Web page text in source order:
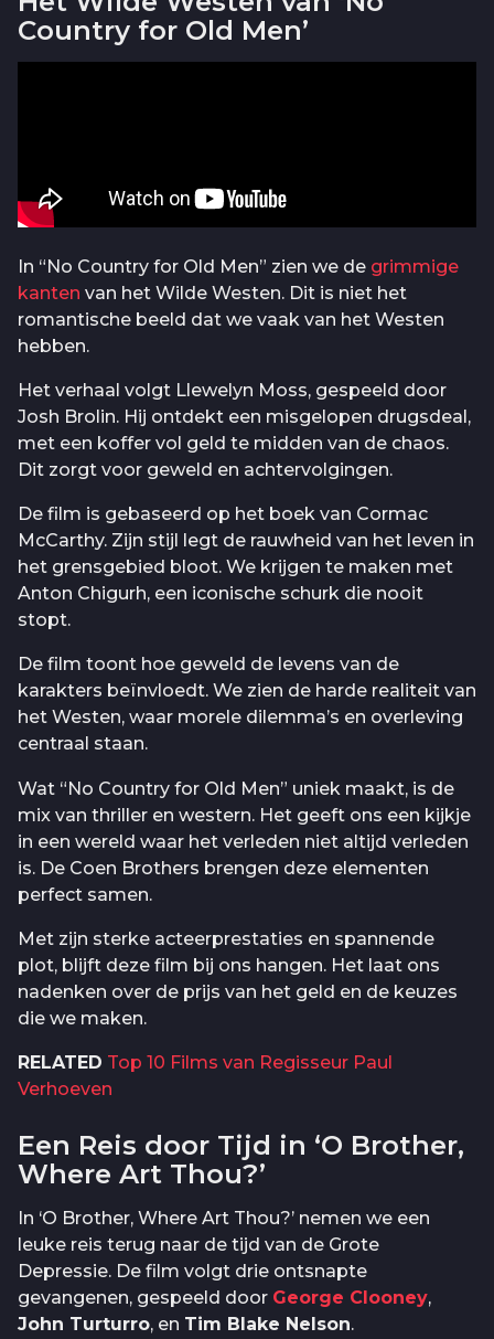
Country for Old Men’
In “No Country for Old Men” zien we de grimmige
kanten van het Wilde Westen. Dit is niet het
romantische beeld dat we vaak van het Westen
hebben.
Het verhaal volgt Llewelyn Moss, gespeeld door
Josh Brolin. Hij ontdekt een misgelopen drugsdeal,
met een koffer vol geld te midden van de chaos.
Dit zorgt voor geweld en achtervolgingen.
De film is gebaseerd op het boek van Cormac
McCarthy. Zijn stijl legt de rauwheid van het leven in
het grensgebied bloot. We krijgen te maken met
Anton Chigurh, een iconische schurk die nooit
stopt.
De film toont hoe geweld de levens van de
karakters beïnvloedt. We zien de harde realiteit van
het Westen, waar morele dilemma’s en overleving
centraal staan.
Wat “No Country for Old Men” uniek maakt, is de
mix van thriller en western. Het geeft ons een kijkje
in een wereld waar het verleden niet altijd verleden
is. De Coen Brothers brengen deze elementen
perfect samen.
Met zijn sterke acteerprestaties en spannende
plot, blijft deze film bij ons hangen. Het laat ons
nadenken over de prijs van het geld en de keuzes
die we maken.
RELATED Top 10 Films van Regisseur Paul
Verhoeven
Een Reis door Tijd in ‘O Brother,
Where Art Thou?’
In ‘O Brother, Where Art Thou?’ nemen we een
leuke reis terug naar de tijd van de Grote
Depressie. De film volgt drie ontsnapte
gevangenen, gespeeld door George Clooney,
John Turturro, en Tim Blake Nelson.